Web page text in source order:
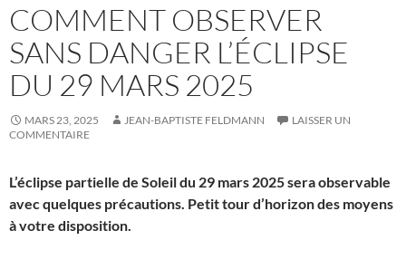
COMMENT OBSERVER
SANS DANGER L’ÉCLIPSE
DU 29 MARS 2025
MARS 23, 2025 JEAN-BAPTISTE FELDMANN
LAISSER UN
COMMENTAIRE
L’éclipse partielle de Soleil du 29 mars 2025 sera observable
avec quelques précautions. Petit tour d’horizon des moyens
à votre disposition.